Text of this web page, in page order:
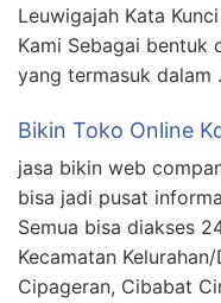
Leuwigajah Kata
Kami Sebagai bentuk
yang termasuk dalam
Bikin Toko Online
jasa bikin web
bisa jadi pusat
Semua bisa diakses
Kecamatan
Cipageran, Cibabat